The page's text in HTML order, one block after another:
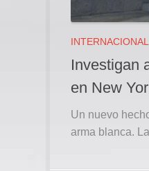
INTERNACIONAL
Investigan
en New
Un nuevo
arma blanca.